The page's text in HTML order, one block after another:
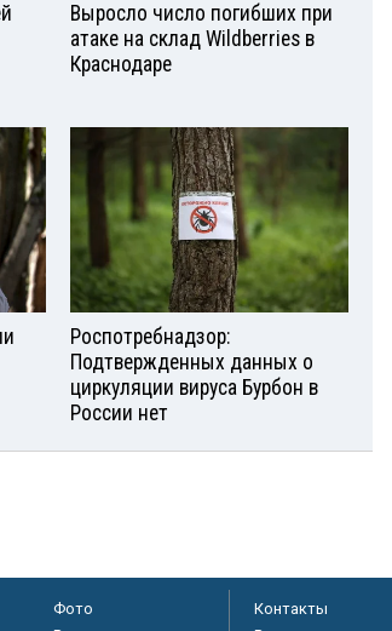
Выросло число погибших при
атаке на склад Wildberries в
Краснодаре
Роспотребнадзор:
Подтвержденных данных о
циркуляции вируса Бурбон в
России нет
Фото
Контакты